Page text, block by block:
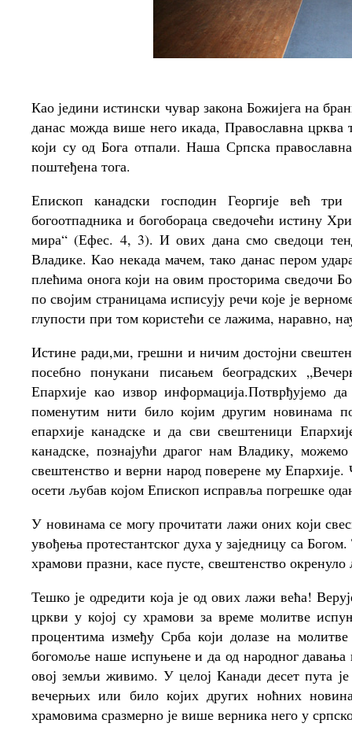
Као једини истински чувар закона Божијега на
данас можда више него икада, Православна
који су од Бога отпали. Наша Српска
поштеђена тога.
Епископ канадски господин Георгије већ
богоотпадника и богобораца сведочећи истину
мира“ (Ефес. 4, 3). И ових дана смо сведоци
Владике. Као некада мачем, тако данас пером
плећима онога који на овим просторима сведочи
по својим страницама исписују речи које је
глупости при том користећи се лажима, наравно,
Истине ради,ми, грешни и ничим достојни
посебно понукани писањем београдских
Епархије као извор информација.Потврђујемо
поменутим нити било којим другим новинама
епархије канадске и да сви свештеници
канадске, познајући драгог нам Владику,
свештенство и верни народ поверене му
осети љубав којом Епископ исправља погрешке
У новинама се могу прочитати лажи оних који
увођења протестантског духа у заједницу са
храмови празни, касе пусте, свештенство
Тешко је одредити која је од ових лажи већа!
цркви у којој су храмови за време молитве
процентима између Срба који долазе на
богомоље наше испуњене и да од народног
овој земљи живимо. У целој Канади десет пута
вечерњих или било којих других ноћних
храмовима сразмерно је више верника него у